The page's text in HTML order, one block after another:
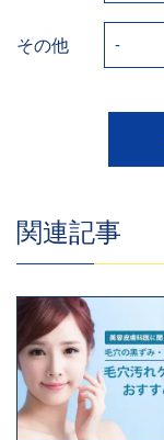
その他
関連記事